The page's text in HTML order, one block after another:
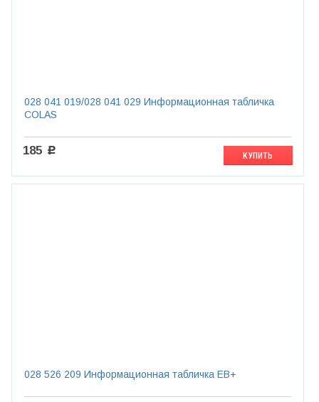
028 041 019/028 041 029 Информационная табличка
COLAS
185 c
КУПИТЬ
028 526 209 Информационная табличка ЕВ+